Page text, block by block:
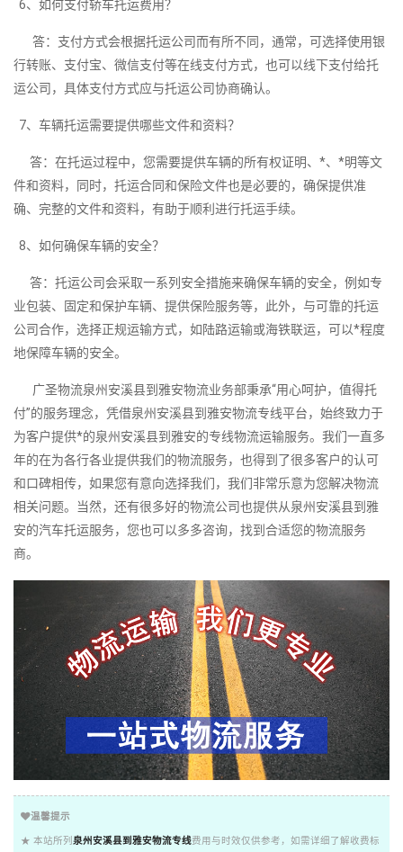
6、如何支付轿车托运费用？
答：支付方式会根据托运公司而有所不同，通常，可选择使用银
行转账、支付宝、微信支付等在线支付方式，也可以线下支付给托
运公司，具体支付方式应与托运公司协商确认。
7、车辆托运需要提供哪些文件和资料？
答：在托运过程中，您需要提供车辆的所有权证明、*、*明等文
件和资料，同时，托运合同和保险文件也是必要的，确保提供准
确、完整的文件和资料，有助于顺利进行托运手续。
8、如何确保车辆的安全？
答：托运公司会采取一系列安全措施来确保车辆的安全，例如专
业包装、固定和保护车辆、提供保险服务等，此外，与可靠的托运
公司合作，选择正规运输方式，如陆路运输或海铁联运，可以*程度
地保障车辆的安全。
广圣物流泉州安溪县到雅安物流业务部秉承“用心呵护，值得托
付”的服务理念，凭借泉州安溪县到雅安物流专线平台，始终致力于
为客户提供*的泉州安溪县到雅安的专线物流运输服务。我们一直多
年的在为各行各业提供我们的物流服务，也得到了很多客户的认可
和口碑相传，如果您有意向选择我们，我们非常乐意为您解决物流
相关问题。当然，还有很多好的物流公司也提供从泉州安溪县到雅
安的汽车托运服务，您也可以多多咨询，找到合适您的物流服务
商。
温馨提示
★ 本站所列 泉州安溪县到雅安物流专线费用与时效仅供参考，如需详细了解收费标